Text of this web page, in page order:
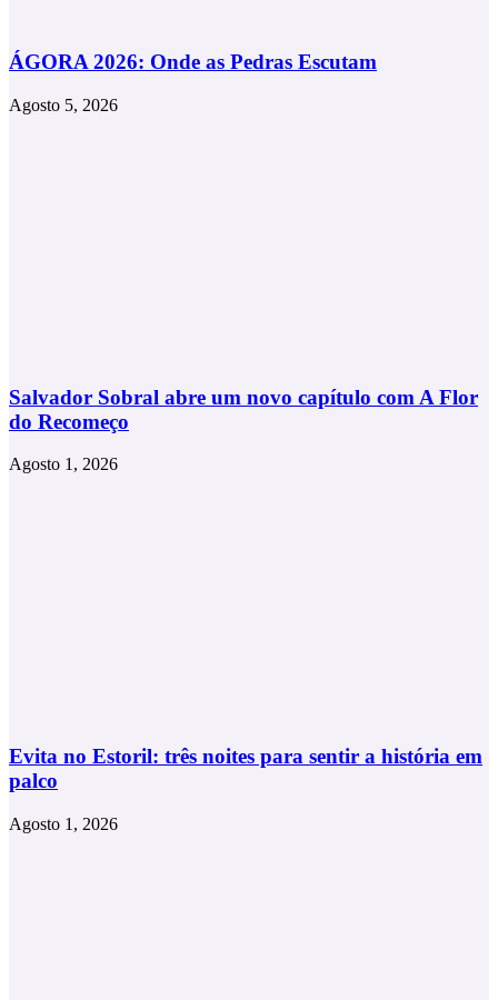
ÁGORA 2026: Onde as Pedras Escutam
Agosto 5, 2026
Salvador Sobral abre um novo capítulo com A Flor
do Recomeço
Agosto 1, 2026
Evita no Estoril: três noites para sentir a história em
palco
Agosto 1, 2026